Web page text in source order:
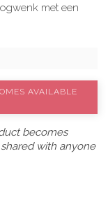
met een
AVAILABLE
becomes
with anyone